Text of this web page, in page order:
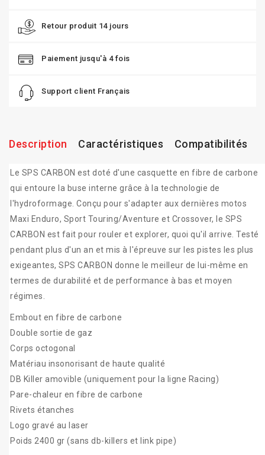
Retour produit 14 jours
Paiement jusqu'à 4 fois
Support client Français
Description Caractéristiques Compatibilités
Le SPS CARBON est doté d'une casquette en fibre de carbone
qui entoure la buse interne grâce à la technologie de
l'hydroformage. Conçu pour s'adapter aux dernières motos
Maxi Enduro, Sport Touring/Aventure et Crossover, le SPS
CARBON est fait pour rouler et explorer, quoi qu'il arrive. Testé
pendant plus d'un an et mis à l'épreuve sur les pistes les plus
exigeantes, SPS CARBON donne le meilleur de lui-même en
termes de durabilité et de performance à bas et moyen
régimes.
Embout en fibre de carbone
Double sortie de gaz
Corps octogonal
Matériau insonorisant de haute qualité
DB Killer amovible (uniquement pour la ligne Racing)
Pare-chaleur en fibre de carbone
Rivets étanches
Logo gravé au laser
Poids 2400 gr (sans db-killers et link pipe)